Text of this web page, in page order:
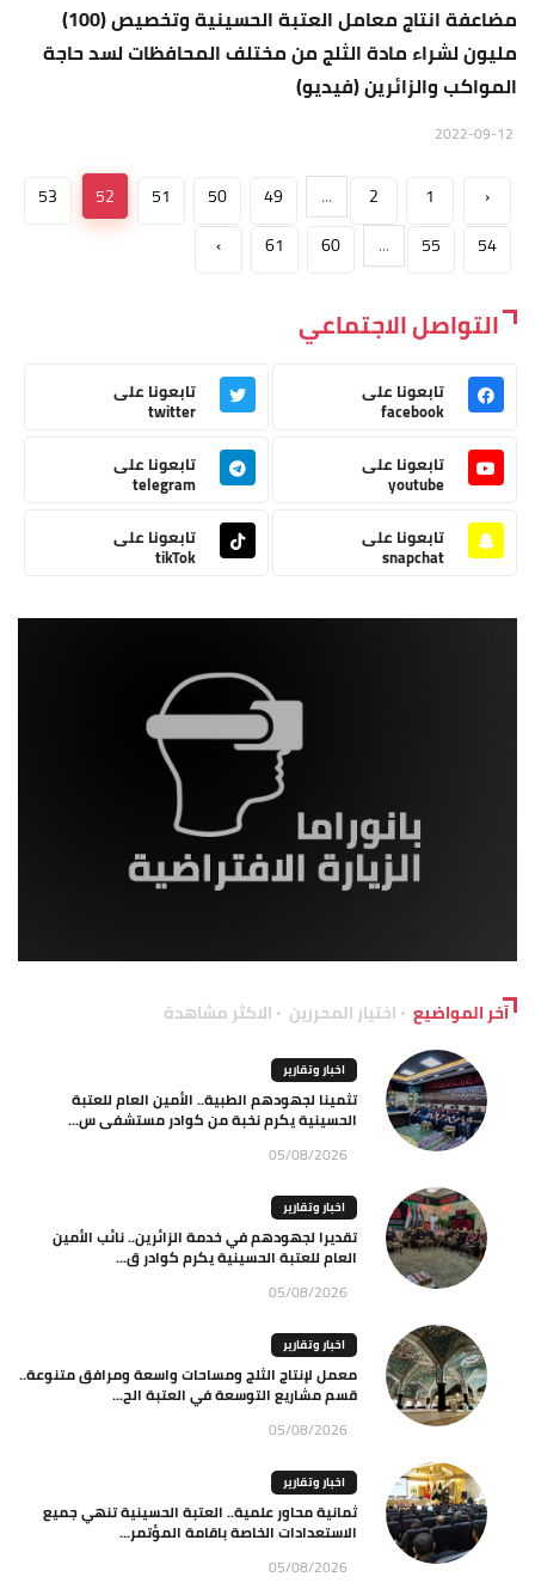
مضاعفة انتاج معامل العتبة الحسينية وتخصيص (100)
مليون لشراء مادة الثلج من مختلف المحافظات لسد حاجة
المواكب والزائرين (فيديو)
‹
1
2
...
49
50
51
52
53
54
55
...
60
61
›
التواصل الاجتماعي
تابعونا على
facebook
تابعونا على
twitter
تابعونا على
youtube
تابعونا على
telegram
تابعونا على
snapchat
تابعونا على
tikTok
آخر المواضيع اختيار المحررين الاكثر مشاهدة
اخبار وتقارير
تثمينا لجهودهم الطبية.. الأمين العام للعتبة
الحسينية يكرم نخبة من كوادر مستشفى س...
05/08/2026
اخبار وتقارير
تقديرا لجهودهم في خدمة الزائرين.. نائب الأمين
العام للعتبة الحسينية يكرم كوادر ق...
05/08/2026
اخبار وتقارير
معمل لإنتاج الثلج ومساحات واسعة ومرافق متنوعة..
قسم مشاريع التوسعة في العتبة الح...
05/08/2026
اخبار وتقارير
ثمانية محاور علمية.. العتبة الحسينية تنهي جميع
الاستعدادات الخاصة باقامة المؤتمر...
05/08/2026